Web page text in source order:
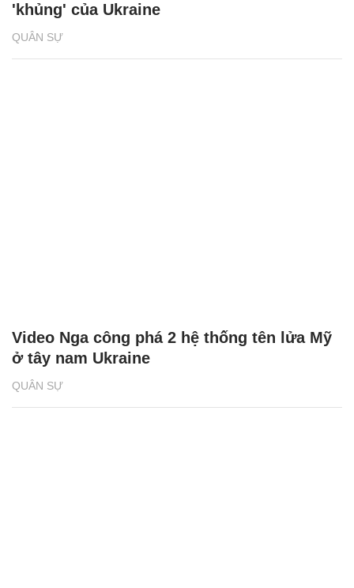
QUÂN SỰ
'khủng' của Ukraine
QUÂN SỰ
Video Nga công phá 2 hệ thống tên lửa Mỹ
ở tây nam Ukraine